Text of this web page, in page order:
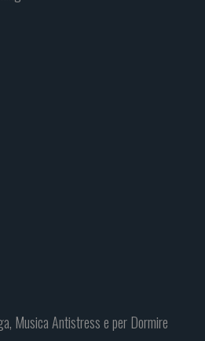
Musica Antistress e per Dormire